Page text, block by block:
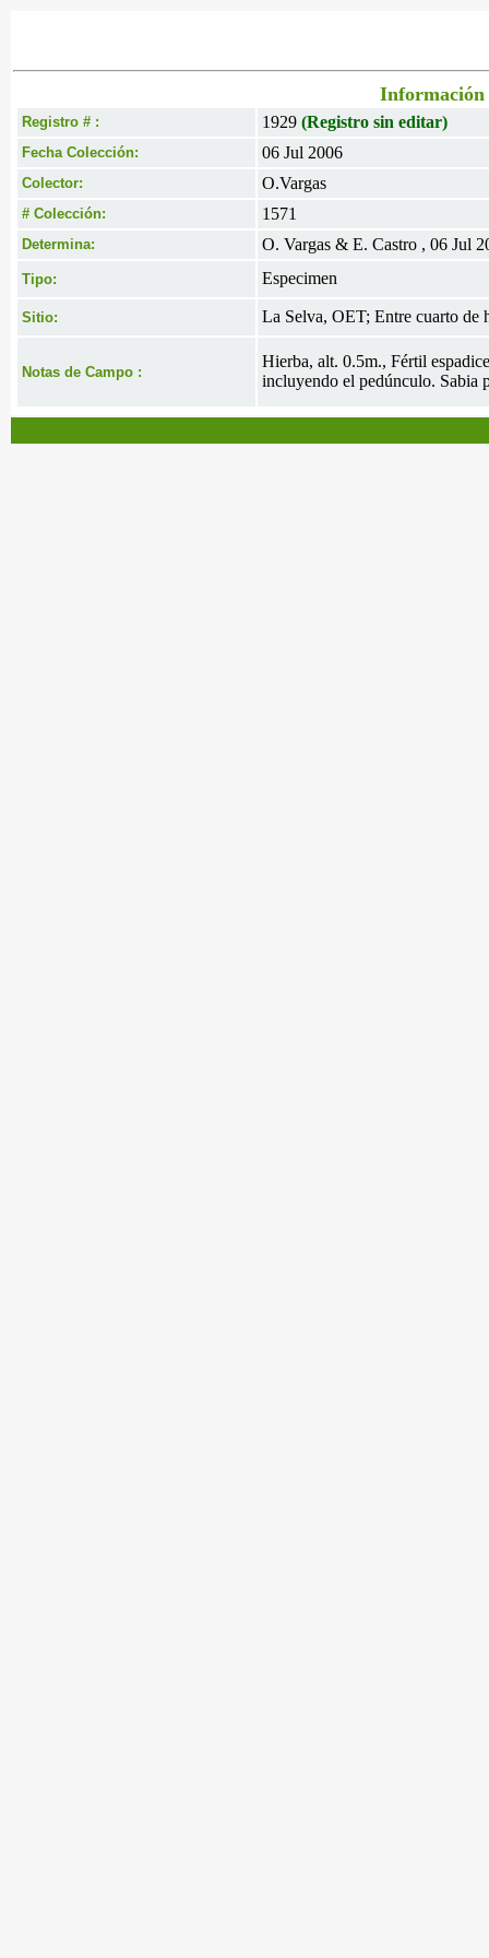
Información
Registro # : 1929 (Registro sin editar)
Fecha Colección: 06 Jul 2006
Colector: O.Vargas
# Colección: 1571
Determina: O. Vargas & E. Castro , 06 Jul
Tipo: Especimen
Sitio: La Selva, OET; Entre cuarto de
Notas de Campo :
Hierba, alt. 0.5m., Fértil
incluyendo el pedúnculo. Sabia